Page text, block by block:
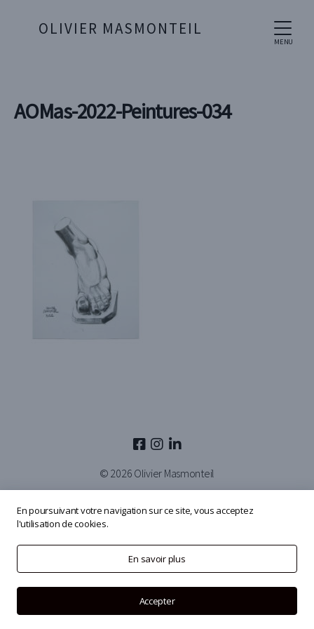
MENU
OLIVIER MASMONTEIL
AOMas-2022-Peintures-034
© 2026 Olivier Masmonteil
En poursuivant votre navigation sur ce site, vous acceptez
l'utilisation de cookies.
En savoir plus
Accepter